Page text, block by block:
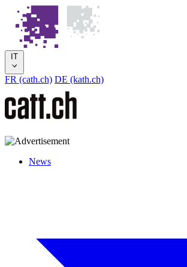
IT
FR (cath.ch) DE (kath.ch)
News